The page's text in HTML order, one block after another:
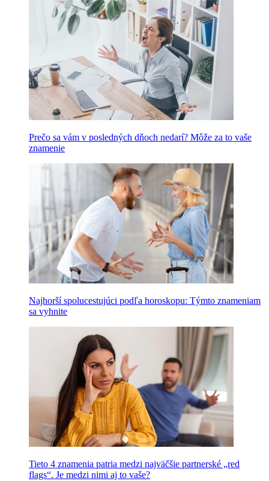
Prečo sa vám v posledných dňoch nedarí? Môže za to vaše
znamenie
Najhorší spolucestujúci podľa horoskopu: Týmto znameniam
sa vyhnite
Tieto 4 znamenia patria medzi najväčšie partnerské „red
flags“. Je medzi nimi aj to vaše?